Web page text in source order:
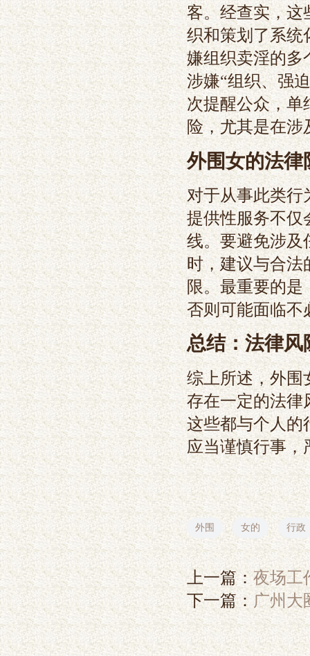
客。经查实，这
织和策划了系统
嫌组织卖淫的多
涉嫌“组织、强
次提醒公众，单
险，尤其是在涉
外围女的法律
对于从事此类行
提供性服务不仅
线。要避免涉及
时，建议与合法
限。最重要的
否则可能面临不
总结：法律风
综上所述，外围
存在一定的法律
这些都与个人的
应当谨慎行事
外围 女的 行政
上一篇：夜场工
下一篇： 广州大